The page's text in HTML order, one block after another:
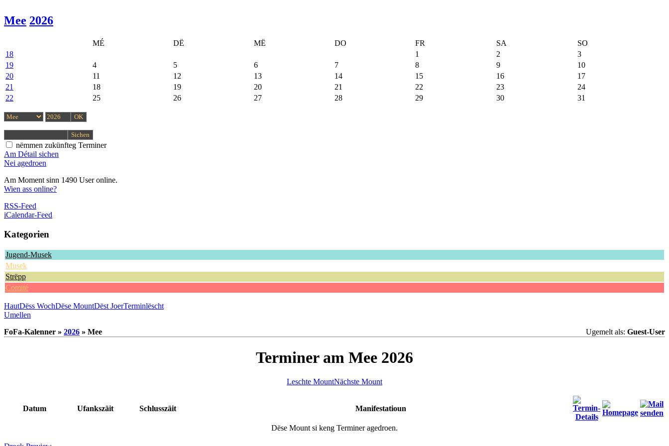
Mee 2026
MÉ DË MË DO FR SA
SO
18
1 2
3
19
4 5 6 7 8 9
10
20
11 12 13 14 15 16
17
21
18 19 20 21 22 23
24
22
25 26 27 28 29 30 31
nëmmen zukünfteg Terminer
Am Détail sichen
Nei agedroen
Am Moment sinn 1490 User online.
Wien ass online?
RSS-Feed
iCalendar-Feed
Kategorien
Jugend-Musek
Musek
Strëpp
Comité
HautDëss WochDëse MountDëst JoerTerminlëscht
Umellen
FoFa-Kalenner » 2026 » Mee Ugemelt als: Guest-User
Terminer am Mee 2026
Leschte MountNächste Mount
Datum Ufankszäit Schlusszäit Manifestatioun
Dëse Mount si keng Terminer agedroen.